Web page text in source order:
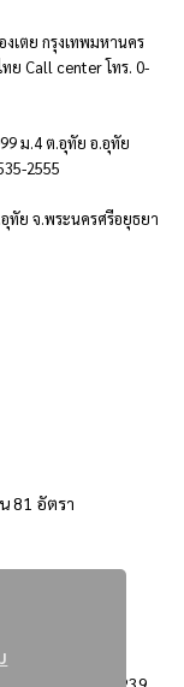
เตย กรุงเทพมหานคร
ย Call center โทร. 0-
ม.4 ต.อุทัย อ.อุทัย
2555
ทัย จ.พระนครศรีอยุธยา
81 อัตรา